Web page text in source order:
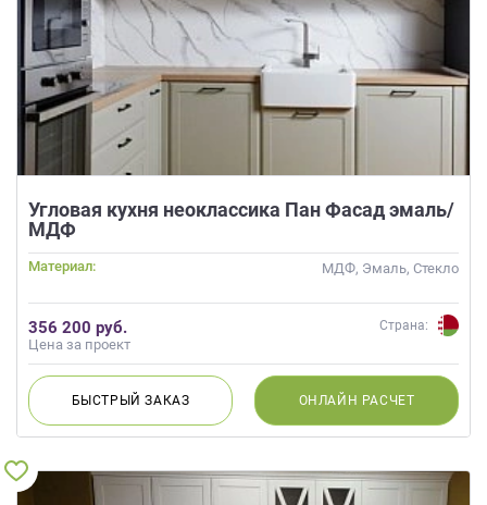
Угловая кухня неоклассика Пан Фасад эмаль/
МДФ
Материал: МДФ, Эмаль, Стекло
356 200 руб.
Цена за проект
Страна:
БЫСТРЫЙЗАКАЗ ОНЛАЙН РАСЧЕТ